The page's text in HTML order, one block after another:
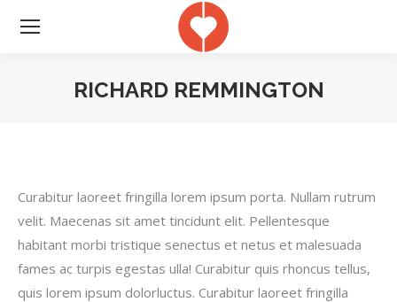
RICHARD REMMINGTON
Curabitur laoreet fringilla lorem ipsum porta. Nullam rutrum
velit. Maecenas sit amet tincidunt elit. Pellentesque
habitant morbi tristique senectus et netus et malesuada
fames ac turpis egestas ulla! Curabitur quis rhoncus tellus,
quis lorem ipsum dolorluctus. Curabitur laoreet fringilla